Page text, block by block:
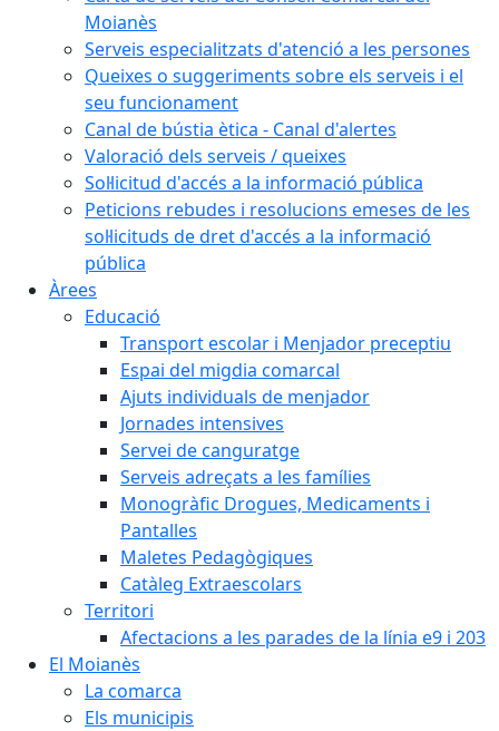
Moianès
Serveis especialitzats d'atenció a les persones
Queixes o suggeriments sobre els serveis i el
seu funcionament
Canal de bústia ètica - Canal d'alertes
Valoració dels serveis / queixes
Sol·licitud d'accés a la informació pública
Peticions rebudes i resolucions emeses de les
sol·licituds de dret d'accés a la informació
pública
Àrees
Educació
Transport escolar i Menjador preceptiu
Espai del migdia comarcal
Ajuts individuals de menjador
Jornades intensives
Servei de canguratge
Serveis adreçats a les famílies
Monogràfic Drogues, Medicaments i
Pantalles
Maletes Pedagògiques
Catàleg Extraescolars
Territori
Afectacions a les parades de la línia e9 i 203
El Moianès
La comarca
Els municipis